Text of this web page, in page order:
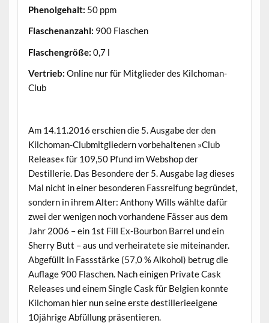
Phenolgehalt: 50 ppm
Flaschenanzahl: 900 Flaschen
Flaschengröße: 0,7 l
Vertrieb: Online nur für Mitglieder des Kilchoman-
Club
Am 14.11.2016 erschien die 5. Ausgabe der den
Kilchoman-Clubmitgliedern vorbehaltenen »Club
Release« für 109,50 Pfund im Webshop der
Destillerie. Das Besondere der 5. Ausgabe lag dieses
Mal nicht in einer besonderen Fassreifung begründet,
sondern in ihrem Alter: Anthony Wills wählte dafür
zwei der wenigen noch vorhandene Fässer aus dem
Jahr 2006 – ein 1st Fill Ex-Bourbon Barrel und ein
Sherry Butt – aus und verheiratete sie miteinander.
Abgefüllt in Fassstärke (57,0 % Alkohol) betrug die
Auflage 900 Flaschen. Nach einigen Private Cask
Releases und einem Single Cask für Belgien konnte
Kilchoman hier nun seine erste destillerieeigene
10jährige Abfüllung präsentieren.